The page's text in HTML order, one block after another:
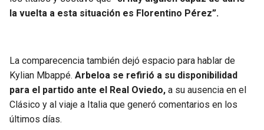
la vuelta a esta situación es Florentino Pérez”.
La comparecencia también dejó espacio para hablar de
Kylian Mbappé. Arbeloa se refirió a su disponibilidad
para el partido ante el Real Oviedo, a su ausencia en el
Clásico y al viaje a Italia que generó comentarios en los
últimos días.